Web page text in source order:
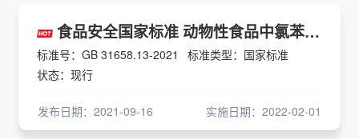
食品安全国家标准 动物性食品中氯苯胍残留量的测定 液相色谱-串联质谱法
标准号：GB 31658.13-2021
标准类型：国家标准
状态：现行
发布日期：2021-09-16 实施日期：2022-02-01